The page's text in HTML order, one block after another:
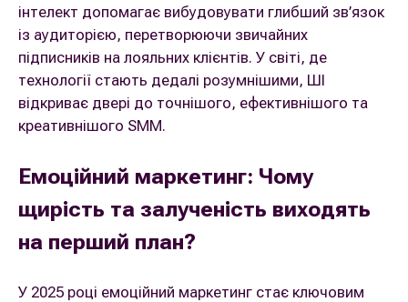
інтелект допомагає вибудовувати глибший зв’язок
із аудиторією, перетворюючи звичайних
підписників на лояльних клієнтів. У світі, де
технології стають дедалі розумнішими, ШІ
відкриває двері до точнішого, ефективнішого та
креативнішого SMM.
Емоційний маркетинг: Чому
щирість та залученість виходять
на перший план?
У 2025 році емоційний маркетинг стає ключовим